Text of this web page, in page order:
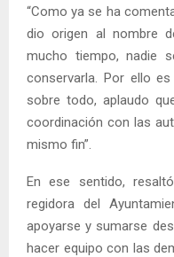
“Como ya se ha
dio origen al nombre
mucho tiempo, nadie
conservarla. Por ello
sobre todo, aplaudo
coordinación con las
mismo fin”.
En ese sentido,
regidora del
apoyarse y sumarse
hacer equipo con las